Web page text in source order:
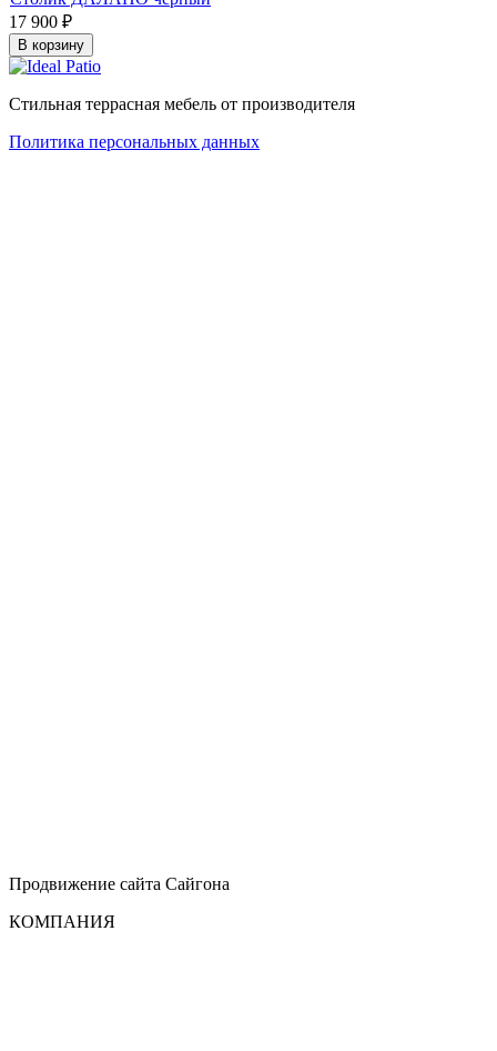
17 900 ₽
В корзину
Стильная террасная мебель от производителя
Политика персональных данных
Продвижение сайта Сайгона
КОМПАНИЯ